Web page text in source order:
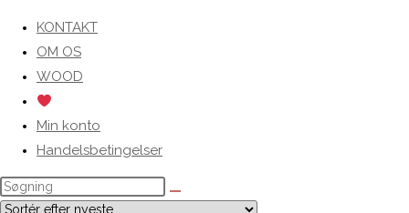
search
KONTAKT
OM OS
WOOD
Min konto
Handelsbetingelser